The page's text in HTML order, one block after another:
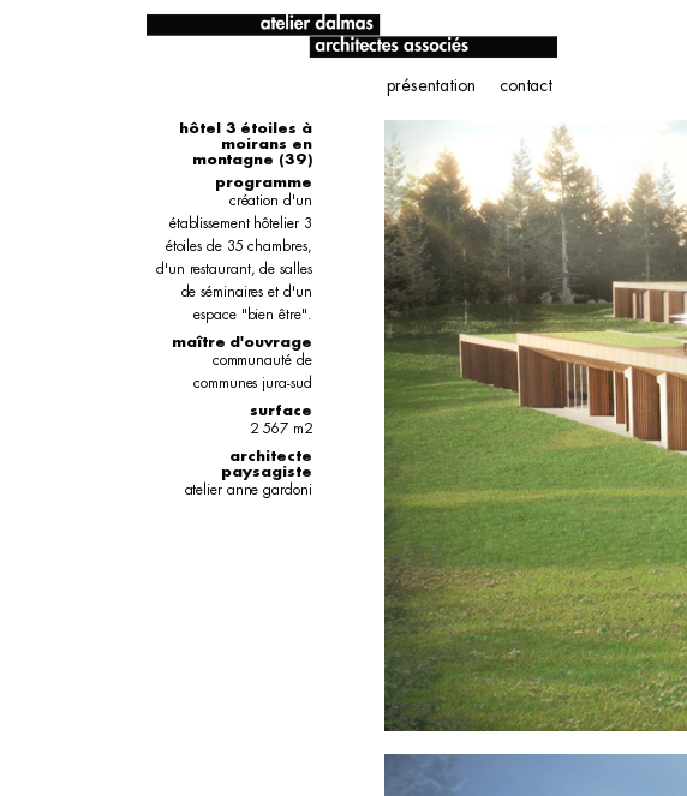
présentation contact
hôtel 3 étoiles à
moirans en
montagne (39)
programme
création d'un
établissement hôtelier 3
étoiles de 35 chambres,
d'un restaurant, de salles
de séminaires et d'un
espace "bien être".
maître d'ouvrage
communauté de
communes jura-sud
surface
2 567 m2
architecte
paysagiste
atelier anne gardoni